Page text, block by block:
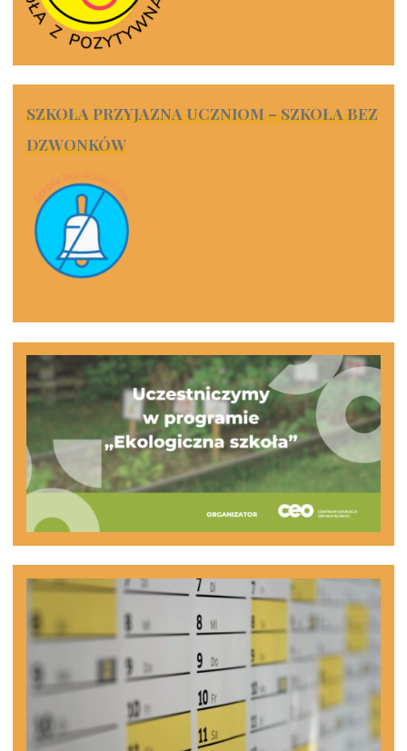
SZKOŁA PRZYJAZNA UCZNIOM – SZKOŁA BEZ
DZWONKÓW